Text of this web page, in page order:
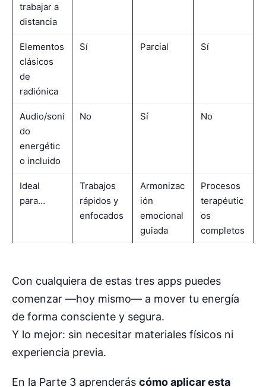
trabajar a
distancia
Elementos
clásicos
de
radiónica
Sí Parcial Sí
Audio/soni
do
energétic
o incluido
No Sí No
Ideal
para…
Trabajos
rápidos y
enfocados
Armonizac
ión
emocional
guiada
Procesos
terapéutic
os
completos
Con cualquiera de estas tres apps puedes
comenzar —hoy mismo— a mover tu energía
de forma consciente y segura.
Y lo mejor: sin necesitar materiales físicos ni
experiencia previa.
En la Parte 3 aprenderás cómo aplicar esta